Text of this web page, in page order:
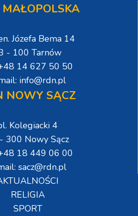
Józefa Bema 14
- 100 Tarnów
14 627 50 50
info@rdn.pl
NOWY SĄCZ
Kolegiacki 4
300 Nowy Sącz
18 449 06 00
sacz@rdn.pl
RELIGIA
SPORT